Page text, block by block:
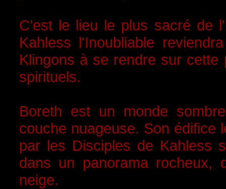
C’est le lieu le plus sacré de
Kahless l'Inoubliable
Klingons à se rendre sur
spirituels.
Boreth est un monde
couche nuageuse. Son édifice
par les Disciples de Kahless
dans un panorama rocheux,
neige.